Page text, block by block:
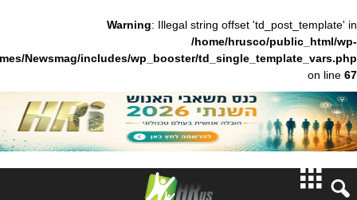
Warning: Illegal string offset
/home/hrusco/
content/themes/Newsmag/includes/wp_booster/